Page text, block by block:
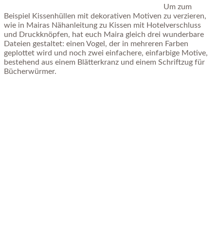
Um zum
Beispiel Kissenhüllen mit dekorativen Motiven zu verzieren,
wie in Mairas Nähanleitung zu Kissen mit Hotelverschluss
und Druckknöpfen, hat euch Maira gleich drei wunderbare
Dateien gestaltet: einen Vogel, der in mehreren Farben
geplottet wird und noch zwei einfachere, einfarbige Motive,
bestehend aus einem Blätterkranz und einem Schriftzug für
Bücherwürmer.